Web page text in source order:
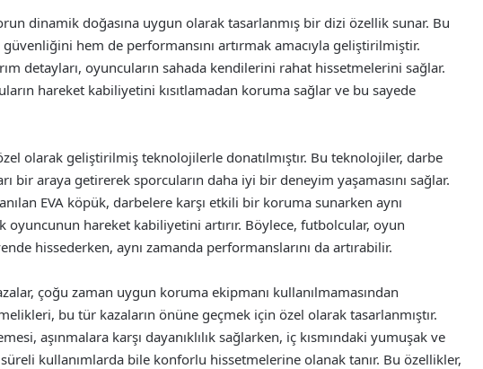
dinamik doğasına uygun olarak tasarlanmış bir dizi özellik sunar. Bu
hem de performansını artırmak amacıyla geliştirilmiştir.
detayları, oyuncuların sahada kendilerini rahat hissetmelerini sağlar.
hareket kabiliyetini kısıtlamadan koruma sağlar ve bu sayede
olarak geliştirilmiş teknolojilerle donatılmıştır. Bu teknolojiler, darbe
bir araya getirerek sporcuların daha iyi bir deneyim yaşamasını sağlar.
EVA köpük, darbelere karşı etkili bir koruma sunarken aynı
oyuncunun hareket kabiliyetini artırır. Böylece, futbolcular, oyun
hissederken, aynı zamanda performanslarını da artırabilir.
çoğu zaman uygun koruma ekipmanı kullanılmamasından
bu tür kazaların önüne geçmek için özel olarak tasarlanmıştır.
aşınmalara karşı dayanıklılık sağlarken, iç kısmındaki yumuşak ve
kullanımlarda bile konforlu hissetmelerine olanak tanır. Bu özellikler,